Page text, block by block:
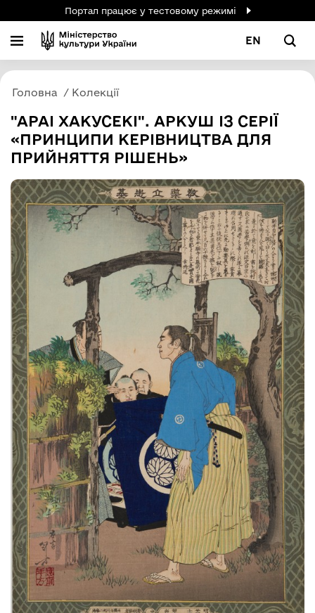
Портал працює у тестовому режимі
EN
Головна Колекції
"АРАІ ХАКУСЕКІ". АРКУШ ІЗ СЕРІЇ
«ПРИНЦИПИ КЕРІВНИЦТВА ДЛЯ
ПРИЙНЯТТЯ РІШЕНЬ»